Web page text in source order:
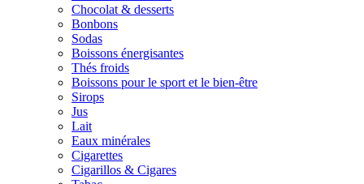
Chocolat & desserts
Bonbons
Sodas
Boissons énergisantes
Thés froids
Boissons pour le sport et le bien-être
Sirops
Jus
Lait
Eaux minérales
Cigarettes
Cigarillos & Cigares